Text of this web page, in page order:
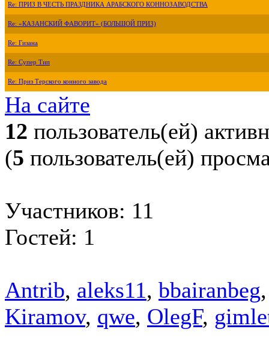
Re: ПРИЗ В ЧЕСТЬ ПРАЗДНИКА АРАБСКОГО КОННОЗАВОДСТВА
Re: «КАЗАНСКИЙ ФАВОРИТ» (БОЛЬШОЙ ПРИЗ)
Re: Гизана
Re: Супер Тип
Re: Приз Терского конного завода
На сайте
12 пользователь(ей)
(5 пользователь(ей)
Участников: 11
Гостей: 1
Antrib, aleks11, bbairanbeg
Kiramov, qwe, OlegF,